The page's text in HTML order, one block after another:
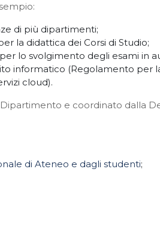
di più dipartimenti;
la didattica dei Corsi di Studio;
lo svolgimento degli esami in
informatico (Regolamento per
cloud).
e coordinato dalla
di Ateneo e dagli studenti;